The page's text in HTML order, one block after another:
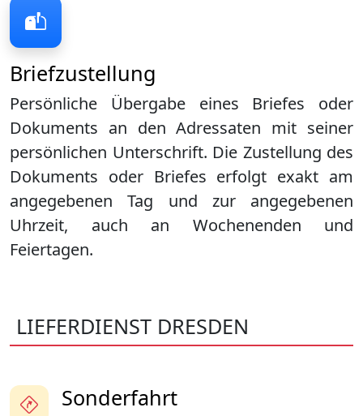
Briefzustellung
Persönliche Übergabe eines Briefes oder
Dokuments an den Adressaten mit seiner
persönlichen Unterschrift. Die Zustellung des
Dokuments oder Briefes erfolgt exakt am
angegebenen Tag und zur angegebenen
Uhrzeit, auch an Wochenenden und
Feiertagen.
LIEFERDIENST DRESDEN
Sonderfahrt